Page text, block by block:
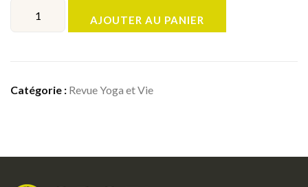
AJOUTER AU PANIER
Catégorie : Revue Yoga et Vie